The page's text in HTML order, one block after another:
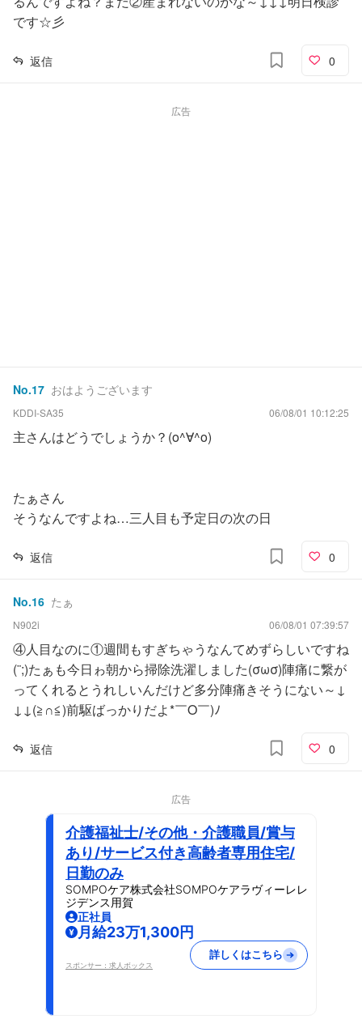
です☆彡
返信 0
広告
No.17 おはようございます
KDDI-SA35 06/08/01 10:12:25
主さんはどうでしょうか？(o^∀^o)
たぁさん
そうなんですよね…三人目も予定日の次の日
返信 0
No.16 たぁ
N902i 06/08/01 07:39:57
④人目なのに①週間もすぎちゃうなんてめずらしいですね
(¨;)たぁも今日ゎ朝から掃除洗濯しました(σωσ)陣痛に繋が
ってくれるとうれしいんだけど多分陣痛きそうにない～↓
↓↓(≧∩≦)前駆ばっかりだよ*￣O￣)ﾉ
返信 0
広告
介護福祉士/その他・介護職員/賞与
あり/サービス付き高齢者専用住宅/
日勤のみ
SOMPOケア株式会社SOMPOケアラヴィーレレ
ジデンス用賀
正社員
月給23万1,300円
スポンサー：求人ボックス
詳しくはこちら